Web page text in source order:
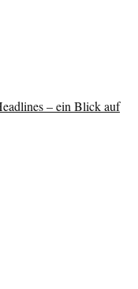
– ein Blick auf